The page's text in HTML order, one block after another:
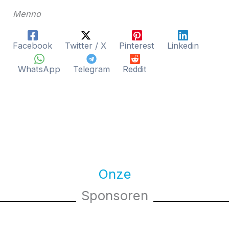
Menno
Facebook Twitter / X Pinterest Linkedin
WhatsApp Telegram Reddit
Onze
Sponsoren